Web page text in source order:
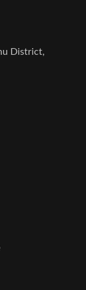
District,